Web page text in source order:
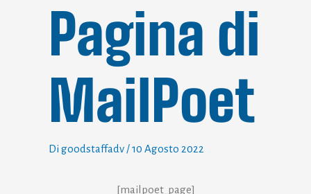
Pagina di
MailPoet
Di goodstaffadv /10 Agosto 2022
[mailpoet_page]